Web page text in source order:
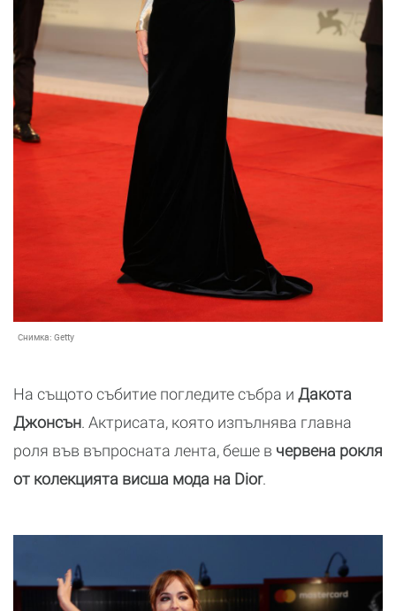
Снимка: Getty
На същото събитие погледите събра и Дакота
Джонсън. Актрисата, която изпълнява главна
роля във въпросната лента, беше в червена рокля
от колекцията висша мода на Dior.